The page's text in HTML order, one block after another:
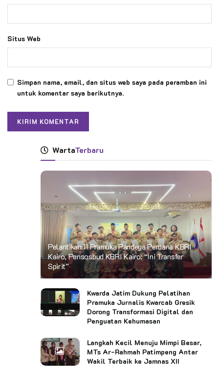
Situs Web
Simpan nama, email, dan situs web saya pada peramban ini
untuk komentar saya berikutnya.
WartaTerbaru
Pelantikan 11 Pramuka Pandega Perdana KBRI
Kairo, Pensosbud KBRI Kairo: “Ini Transfer
Spirit”
Kwarda Jatim Dukung Pelatihan
Pramuka Jurnalis Kwarcab Gresik
Dorong Transformasi Digital dan
Penguatan Kehumasan
Langkah Kecil Menuju Mimpi Besar,
MTs Ar-Rahmah Patimpeng Antar
Wakil Terbaik ke Jamnas XII